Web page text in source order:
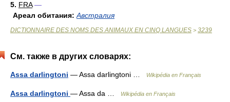
5. FRA —
Ареал обитания: Австралия
DICTIONNAIRE DES NOMS DES ANIMAUX EN CINQ LANGUES > 3239
См. также в других словарях:
Assa darlingtoni — Assa darlingtoni … Wikipédia en Français
Assa darlingtoni — Assa da … Wikipédia en Français